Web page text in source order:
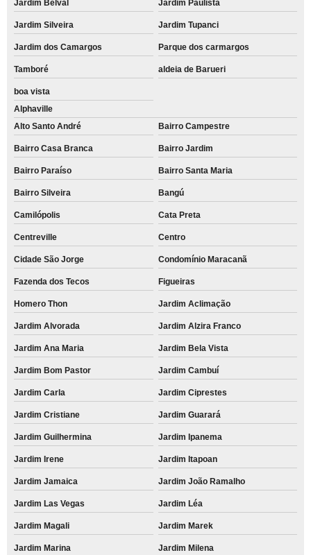
Jardim Belval Jardim Paulista
Jardim Silveira Jardim Tupanci
Jardim dos Camargos Parque dos carmargos
Tamboré aldeia de Barueri
boa vista
Alphaville
Alto Santo André
Bairro Campestre
Bairro Casa Branca Bairro Jardim
Bairro Paraíso Bairro Santa Maria
Bairro Silveira Bangú
Camilópolis Cata Preta
Centreville Centro
Cidade São Jorge Condomínio Maracanã
Fazenda dos Tecos Figueiras
Homero Thon Jardim Aclimação
Jardim Alvorada Jardim Alzira Franco
Jardim Ana Maria Jardim Bela Vista
Jardim Bom Pastor Jardim Cambuí
Jardim Carla Jardim Ciprestes
Jardim Cristiane Jardim Guarará
Jardim Guilhermina Jardim Ipanema
Jardim Irene Jardim Itapoan
Jardim Jamaica Jardim João Ramalho
Jardim Las Vegas Jardim Léa
Jardim Magali Jardim Marek
Jardim Marina Jardim Milena